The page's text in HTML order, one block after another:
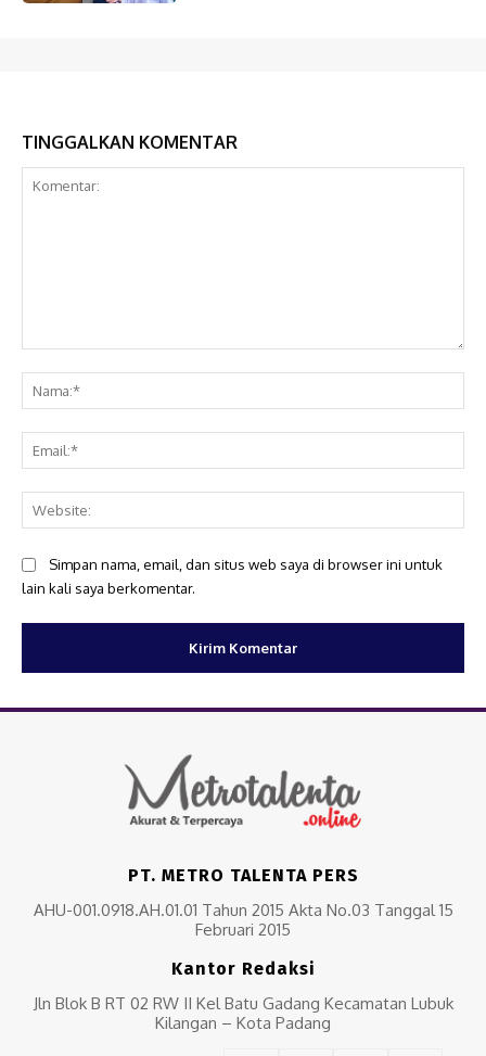
TINGGALKAN KOMENTAR
Simpan nama, email, dan situs web saya di browser ini untuk
lain kali saya berkomentar.
PT. METRO TALENTA PERS
AHU-001.0918.AH.01.01 Tahun 2015 Akta No.03 Tanggal 15
Februari 2015
Kantor Redaksi
Jln Blok B RT 02 RW II Kel Batu Gadang Kecamatan Lubuk
Kilangan – Kota Padang